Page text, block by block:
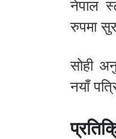
नेपाल
रुपमा
सोही
नयाँ